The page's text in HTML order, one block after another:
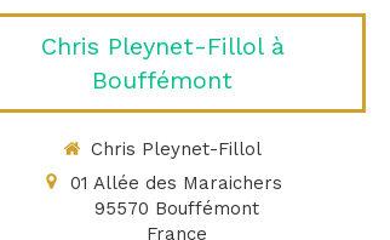
Chris Pleynet-Fillol à
Bouffémont
Chris Pleynet-Fillol
01 Allée des Maraichers
95570 Bouffémont
France